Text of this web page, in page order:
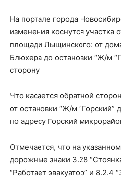
На портале города
изменения коснутся участка
площади Лыщинского: от
Блюхера до остановки “Ж/м
сторону.
Что касается обратной
от остановки “Ж/м “Горский”
по адресу Горский
Отмечается, что на
дорожные знаки 3.28
“Работает эвакуатор” и 8.2.4